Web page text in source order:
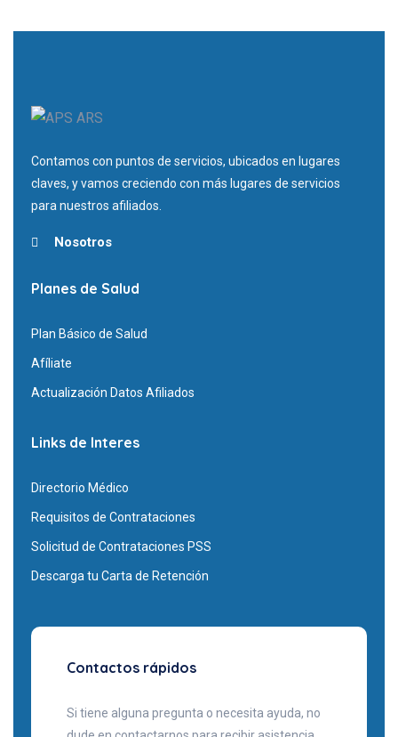
Contamos con puntos de servicios, ubicados en lugares
claves, y vamos creciendo con más lugares de servicios
para nuestros afiliados.
Nosotros
Planes de Salud
Plan Básico de Salud
Afíliate
Actualización Datos Afiliados
Links de Interes
Directorio Médico
Requisitos de Contrataciones
Solicitud de Contrataciones PSS
Descarga tu Carta de Retención
Contactos rápidos
Si tiene alguna pregunta o necesita ayuda, no